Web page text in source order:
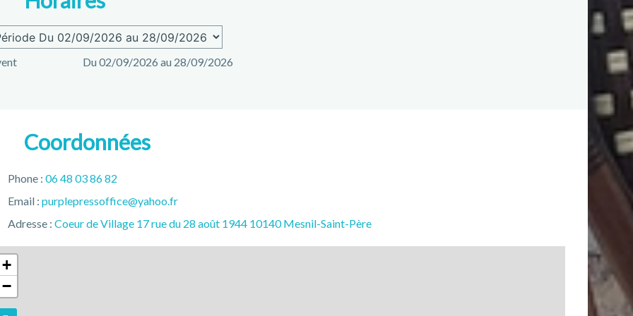
Du 02/09/2026 au 28/09/2026
Coordonnées
Phone : 06 48 03 86 82
Email : purplepressoffice@yahoo.fr
Adresse : Coeur de Village 17 rue du 28 août 1944 10140 Mesnil-Saint-Père
+
−